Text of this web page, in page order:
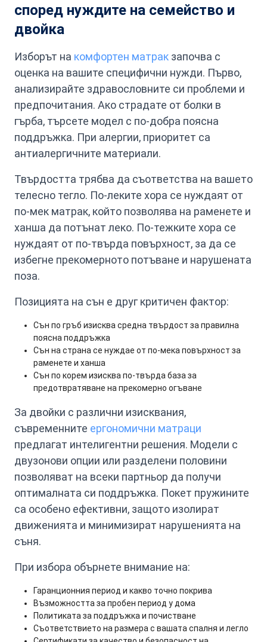
според нуждите на семейство и
двойка
Изборът на комфортен матрак започва с
оценка на вашите специфични нужди. Първо,
анализирайте здравословните си проблеми и
предпочитания. Ако страдате от болки в
гърба, търсете модел с по-добра поясна
поддръжка. При алергии, приоритет са
антиалергичните материали.
Твърдостта трябва да съответства на вашето
телесно тегло. По-леките хора се нуждаят от
по-мек матрак, който позволява на раменете и
ханша да потънат леко. По-тежките хора се
нуждаят от по-твърда повърхност, за да се
избегне прекомерното потъване и нарушената
поза.
Позицията на сън е друг критичен фактор:
Сън по гръб изисква средна твърдост за правилна
поясна поддръжка
Сън на страна се нуждае от по-мека повърхност за
раменете и ханша
Сън по корем изисква по-твърда база за
предотвратяване на прекомерно огъване
За двойки с различни изисквания,
съвременните ергономични матраци
предлагат интелигентни решения. Модели с
двузонови опции или разделени половини
позволяват на всеки партньор да получи
оптималната си поддръжка. Покет пружините
са особено ефективни, защото изолират
движенията и минимизират нарушенията на
съня.
При избора обърнете внимание на:
Гаранционния период и какво точно покрива
Възможността за пробен период у дома
Политиката за поддръжка и почистване
Съответствието на размера с вашата спалня и легло